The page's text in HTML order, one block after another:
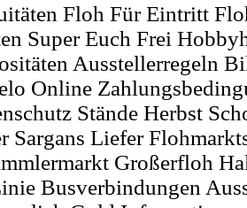
Floh Für Eintritt
Super Euch Frei
Ausstellerregeln
Online
Stände Herbst
Sargans Liefer
Großerfloh
Busverbindungen